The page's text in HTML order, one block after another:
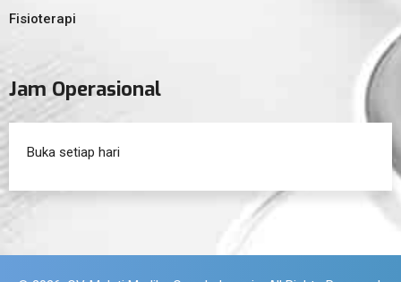
Fisioterapi
Jam Operasional
Buka setiap hari